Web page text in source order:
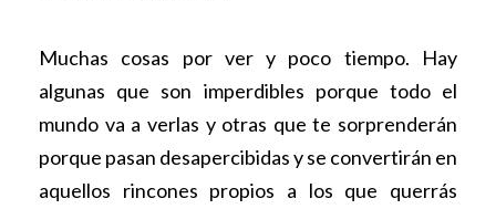
Muchas cosas por ver y poco tiempo. Hay
algunas que son imperdibles porque todo el
mundo va a verlas y otras que te sorprenderán
porque pasan desapercibidas y se convertirán en
aquellos rincones propios a los que querrás